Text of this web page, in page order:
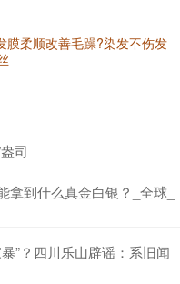
膜柔顺改善毛躁?染发不伤发
司
到什么真金白银？_全球_
”？四川乐山辟谣：系旧闻